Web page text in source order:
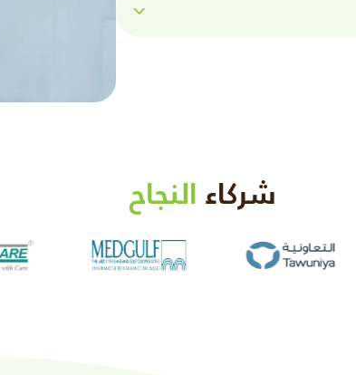
شركاء النجاح